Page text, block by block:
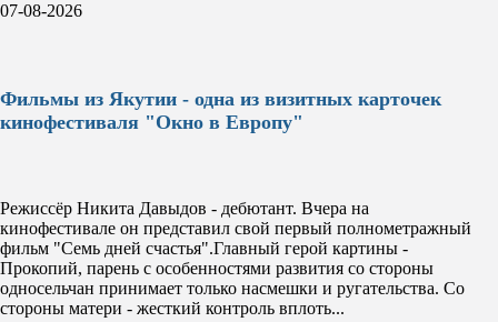
07-08-2026
Фильмы из Якутии - одна из визитных карточек
кинофестиваля "Окно в Европу"
Режиссёр Никита Давыдов - дебютант. Вчера на
кинофестивале он представил свой первый полнометражный
фильм "Семь дней счастья".Главный герой картины -
Прокопий, парень с особенностями развития со стороны
односельчан принимает только насмешки и ругательства. Со
стороны матери - жесткий контроль вплоть...